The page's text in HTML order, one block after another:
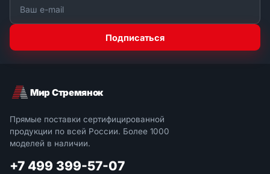
Подписаться
Мир Стремянок
Прямые поставки сертифицированной
продукции по всей России. Более 1000
моделей в наличии.
+7 499 399-57-07